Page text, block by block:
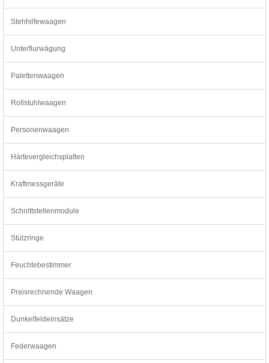
Stehhilfewaagen
Unterflurwägung
Palettenwaagen
Rollstuhlwaagen
Personenwaagen
Härtevergleichsplatten
Kraftmessgeräte
Schnittstellenmodule
Stützringe
Feuchtebestimmer
Preisrechnende Waagen
Dunkelfeldeinsätze
Federwaagen